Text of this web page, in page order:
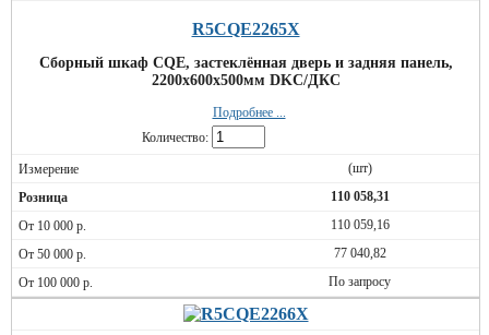
R5CQE2265X
Сборный шкаф CQE, застеклённая дверь и задняя панель,
2200x600x500мм DKC/ДКС
Подробнее ...
Количество:
(шт)
110 058,31
110 059,16
77 040,82
По запросу